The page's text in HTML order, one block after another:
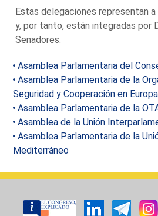
Estas delegaciones representan
y, por tanto, están integradas por
Senadores.
Asamblea Parlamentaria del
Asamblea Parlamentaria de la
Seguridad y Cooperación en
Asamblea Parlamentaria de la
Asamblea de la Unión
Asamblea Parlamentaria de la
Mediterráneo